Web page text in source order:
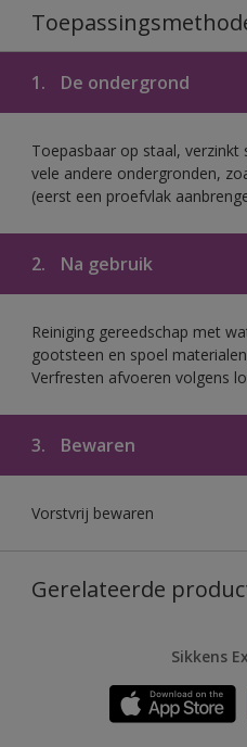
1. De ondergrond
Toepasbaar op staal,
vele andere ondergronden,
(eerst een proefvlak
2. Na gebruik
Reiniging gereedschap met
gootsteen en spoel
Verfresten afvoeren volgens
3. Bewaren
Vorstvrij bewaren
Gerelateerde
Sikkens